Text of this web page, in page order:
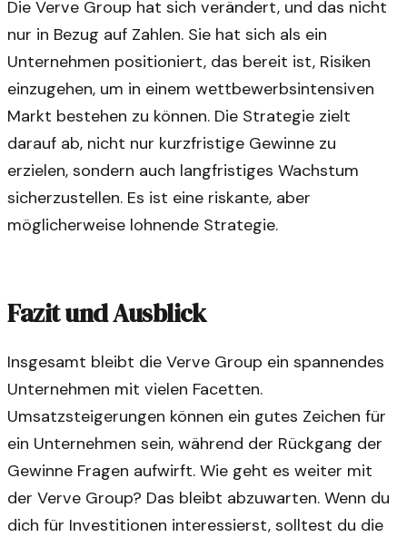
Die Verve Group hat sich verändert, und das nicht
nur in Bezug auf Zahlen. Sie hat sich als ein
Unternehmen positioniert, das bereit ist, Risiken
einzugehen, um in einem wettbewerbsintensiven
Markt bestehen zu können. Die Strategie zielt
darauf ab, nicht nur kurzfristige Gewinne zu
erzielen, sondern auch langfristiges Wachstum
sicherzustellen. Es ist eine riskante, aber
möglicherweise lohnende Strategie.
Fazit und Ausblick
Insgesamt bleibt die Verve Group ein spannendes
Unternehmen mit vielen Facetten.
Umsatzsteigerungen können ein gutes Zeichen für
ein Unternehmen sein, während der Rückgang der
Gewinne Fragen aufwirft. Wie geht es weiter mit
der Verve Group? Das bleibt abzuwarten. Wenn du
dich für Investitionen interessierst, solltest du die